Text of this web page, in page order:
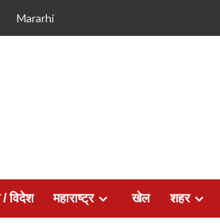
Mararhi
विदेश महाराष्ट्र खेल शहर